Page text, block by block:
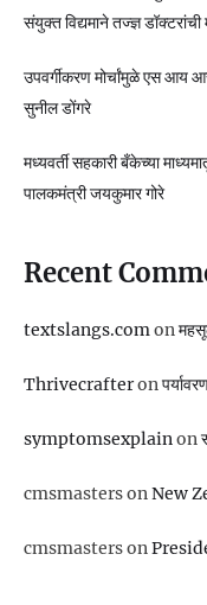
संयुक्त विद्यमाने तज्ज्ञ
उपवर्गीकरण मोर्चांमुळे एस आय
सुनील डोंगरे
मध्यवर्ती सहकारी बँकेच्या
पालकमंत्री जयकुमार गोरे
Recent
textslangs.comon
Thrivecrafteron
symptomsexplainon
cmsmastersonNew
cmsmasterson